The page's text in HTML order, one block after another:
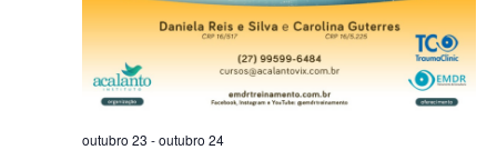
outubro 23 -outubro 24